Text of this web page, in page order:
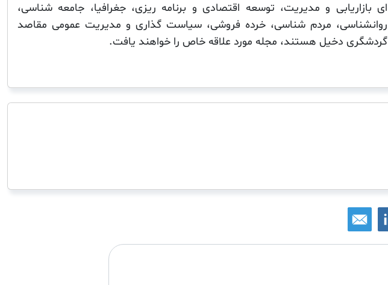
ای بازاریابی و مدیریت، توسعه اقتصادی و برنامه ریزی، جغرافیا، جامعه شناسی،
روانشناسی، مردم شناسی، خرده فروشی، سیاست گذاری و مدیریت عمومی مقاصد
گردشگری دخیل هستند، مجله مورد علاقه خاص را خواهند یافت.